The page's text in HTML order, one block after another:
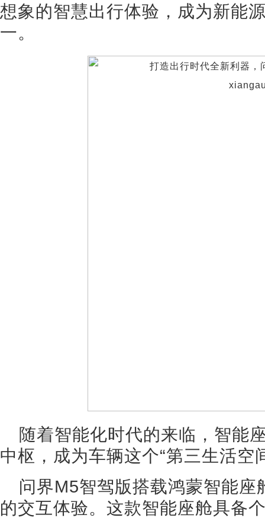
想象的智慧出行体验，成为新能
一。
随着智能化时代的来临，智能
中枢，成为车辆这个“第三生活空
问界M5智驾版搭载鸿蒙智能
的交互体验。这款智能座舱具备